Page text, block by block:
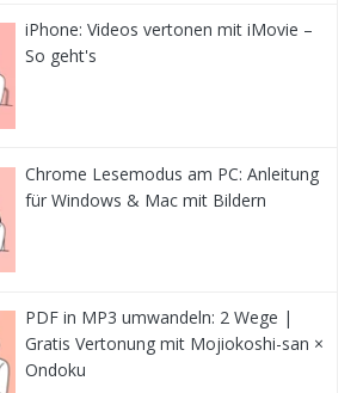
iPhone: Videos vertonen mit iMovie –
So geht's
Chrome Lesemodus am PC: Anleitung
für Windows & Mac mit Bildern
PDF in MP3 umwandeln: 2 Wege |
Gratis Vertonung mit Mojiokoshi-san ×
Ondoku